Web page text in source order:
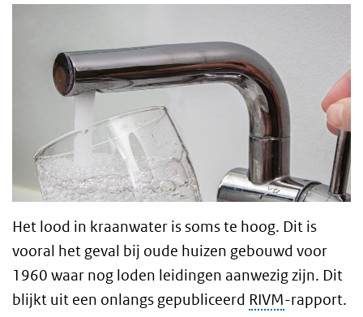
Het lood in kraanwater is soms te hoog. Dit is
vooral het geval bij oude huizen gebouwd voor
1960 waar nog loden leidingen aanwezig zijn. Dit
blijkt uit een onlangs gepubliceerd RIVM-rapport.